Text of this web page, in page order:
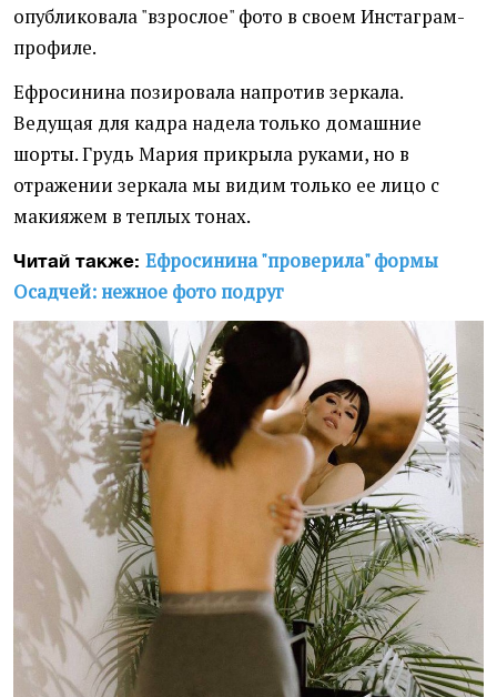
опубликовала "взрослое" фото в своем Инстаграм-
профиле.
Ефросинина позировала напротив зеркала.
Ведущая для кадра надела только домашние
шорты. Грудь Мария прикрыла руками, но в
отражении зеркала мы видим только ее лицо с
макияжем в теплых тонах.
Читай также: Ефросинина "проверила" формы
Осадчей: нежное фото подруг